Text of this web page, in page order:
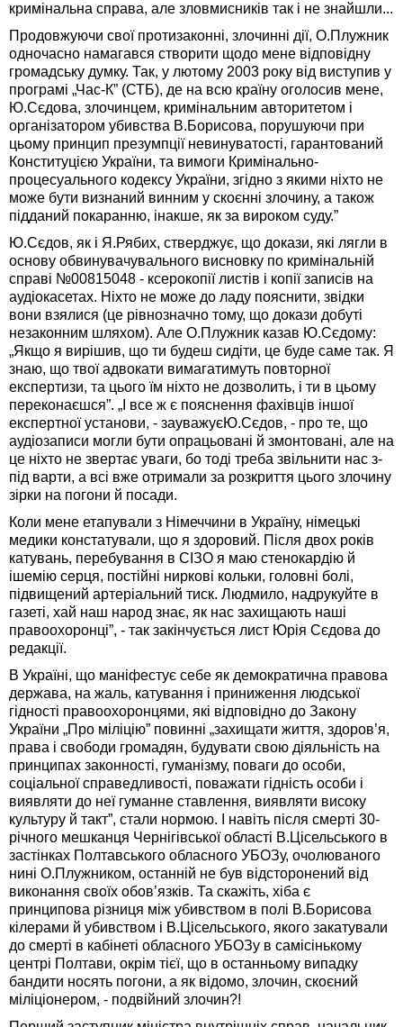
кримінальна справа, але зловмисників так і не знайшли...
Продовжуючи свої протизаконні, злочинні дії, О.Плужник
одночасно намагався створити щодо мене відповідну
громадську думку. Так, у лютому 2003 року від виступив у
програмі „Час-К” (СТБ), де на всю країну оголосив мене,
Ю.Сєдова, злочинцем, кримінальним авторитетом і
організатором убивства В.Борисова, порушуючи при
цьому принцип презумпції невинуватості, гарантований
Конституцією України, та вимоги Кримінально-
процесуального кодексу України, згідно з якими ніхто не
може бути визнаний винним у скоєнні злочину, а також
підданий покаранню, інакше, як за вироком суду.”
Ю.Сєдов, як і Я.Рябих, стверджує, що докази, які лягли в
основу обвинувачувального висновку по кримінальній
справі №00815048 - ксерокопії листів і копії записів на
аудіокасетах. Ніхто не може до ладу пояснити, звідки
вони взялися (це рівнозначно тому, що докази добуті
незаконним шляхом). Але О.Плужник казав Ю.Сєдому:
„Якщо я вирішив, що ти будеш сидіти, це буде саме так. Я
знаю, що твої адвокати вимагатимуть повторної
експертизи, та цього їм ніхто не дозволить, і ти в цьому
переконаєшся”. „І все ж є пояснення фахівців іншої
експертної установи, - зауважуєЮ.Сєдов, - про те, що
аудіозаписи могли бути опрацьовані й змонтовані, але на
це ніхто не звертає уваги, бо тоді треба звільнити нас з-
під варти, а всі вже отримали за розкриття цього злочину
зірки на погони й посади.
Коли мене етапували з Німеччини в Україну, німецькі
медики констатували, що я здоровий. Після двох років
катувань, перебування в СІЗО я маю стенокардію й
ішемію серця, постійні ниркові кольки, головні болі,
підвищений артеріальний тиск. Людмило, надрукуйте в
газеті, хай наш народ знає, як нас захищають наші
правоохоронці”, - так закінчується лист Юрія Сєдова до
редакції.
В Україні, що маніфестує себе як демократична правова
держава, на жаль, катування і приниження людської
гідності правоохоронцями, які відповідно до Закону
України „Про міліцію” повинні „захищати життя, здоров’я,
права і свободи громадян, будувати свою діяльність на
принципах законності, гуманізму, поваги до особи,
соціальної справедливості, поважати гідність особи і
виявляти до неї гуманне ставлення, виявляти високу
культуру й такт”, стали нормою. І навіть після смерті 30-
річного мешканця Чернігівської області В.Цісельського в
застінках Полтавського обласного УБОЗу, очолюваного
нині О.Плужником, останній не був відсторонений від
виконання своїх обов’язків. Та скажіть, хіба є
принципова різниця між убивством в полі В.Борисова
кілерами й убивством і В.Цісельського, якого закатували
до смерті в кабінеті обласного УБОЗу в самісінькому
центрі Полтави, окрім тієї, що в останньому випадку
бандити носять погони, а як відомо, злочин, скоєний
міліціонером, - подвійний злочин?!